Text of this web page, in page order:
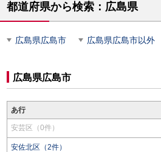
都道府県から検索：広島県
広島県広島市 広島県広島市以外
広島県広島市
あ行
安芸区（0件）
安佐北区（2件）